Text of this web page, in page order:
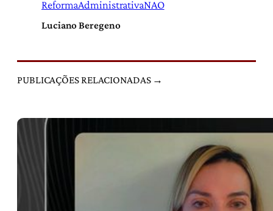
ReformaAdministrativaNAO
Luciano Beregeno
PUBLICAÇÕES RELACIONADAS →